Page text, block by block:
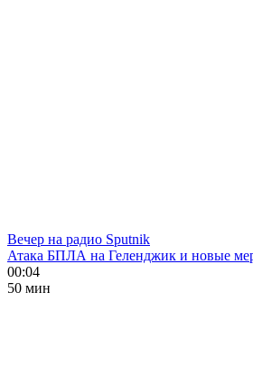
Вечер на радио Sputnik
Атака БПЛА на Геленджик и новые
00:04
50 мин